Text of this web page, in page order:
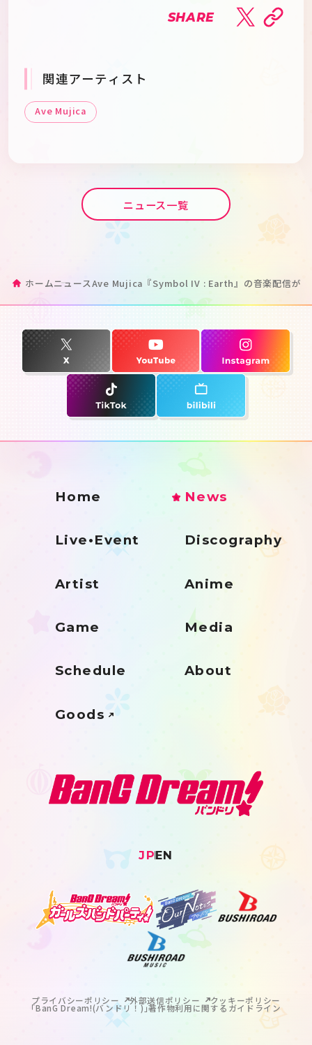
SHARE
関連アーティスト
Ave Mujica
ニュース一覧
ホームニュースAve Mujica『Symbol IV : Earth』の音楽配信が
Home News
Live•Event Discography
Artist Anime
Game Media
Schedule About
Goods
JPEN
プライバシーポリシー 外部送信ポリシー クッキーポリシー
｢BanG Dream!(バンドリ！)｣著作物利用に関するガイドライン